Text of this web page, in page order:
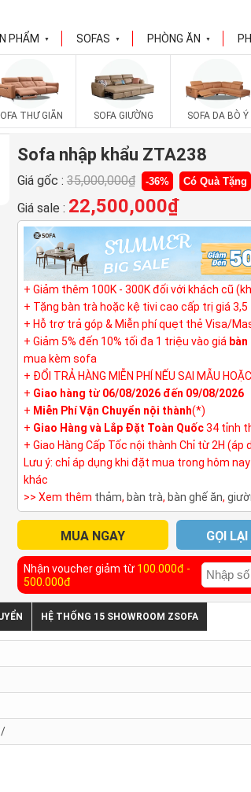
PHẨM ▼ SOFAS ▼ PHÒNG ĂN ▼
THƯ GIÃN SOFA GIƯỜNG SOFA DA BÒ Ý
Sofa nhập khẩu ZTA238
Giá gốc : 35,000,000₫ -36% Có Quà Tặng
Giá sale : 22,500,000₫
+ Giảm thêm 100K - 300K đối với khách cũ
+ Tặng bàn trà hoặc kệ tivi cao cấp trị giá
+ Hỗ trợ trả góp & Miễn phí quẹt thẻ Visa/
+ Giảm 5% đến 10% tối đa 1 triệu vào giá
mua kèm sofa
+ ĐỔI TRẢ HÀNG MIỄN PHÍ NẾU SAI MẪU
+ Giao hàng từ 06/08/2026 đến 09/08/2026
+ Miễn Phí Vận Chuyển nội thành(*)
+ Giao Hàng và Lắp Đặt Toàn Quốc34 tỉnh
+ Giao Hàng Cấp Tốc nội thành Chỉ từ 2H (áp
Lưu ý: chỉ áp dụng khi đặt mua trong hôm
khác
>> Xem thêm thảm, bàn trà, bàn ghế ăn,
MUA NGAY GỌI
Nhận voucher giảm từ 100.000đ -
500.000đ
HỆ THỐNG 15 SHOWROOM ZSOFA